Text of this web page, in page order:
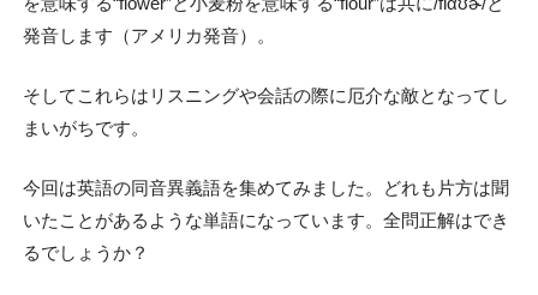
発音します（アメリカ発音）。
そしてこれらはリスニングや会話の際に厄介な敵となってし
まいがちです。
今回は英語の同音異義語を集めてみました。どれも片方は聞
いたことがあるような単語になっています。全問正解はでき
るでしょうか？